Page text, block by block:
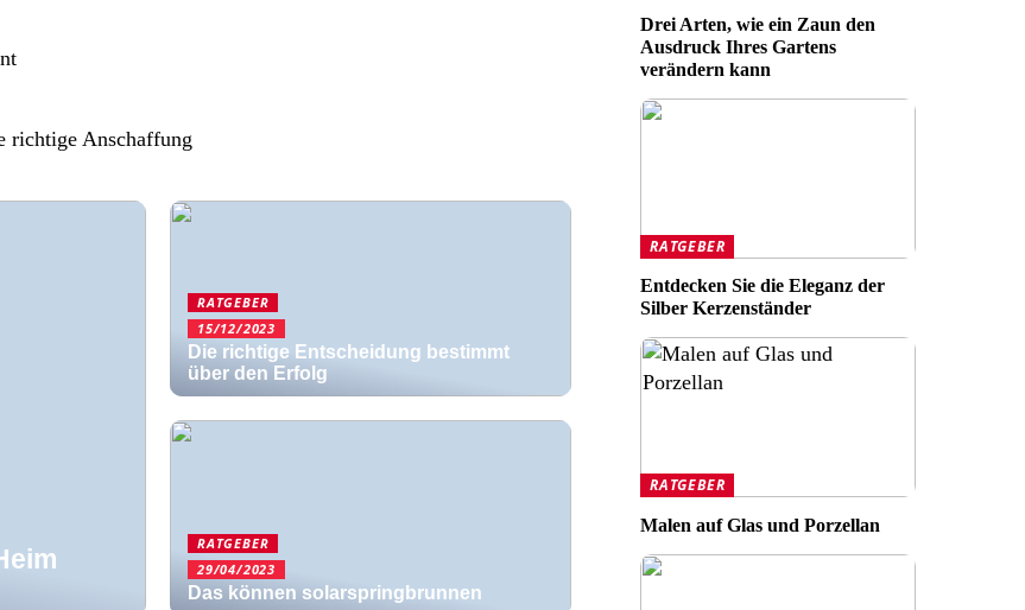
richtige Anschaffung
RATGEBER
15/12/2023
Die richtige Entscheidung bestimmt
über den Erfolg
RATGEBER
29/04/2023
Das können solarspringbrunnen
Drei Arten, wie ein Zaun den
Ausdruck Ihres Gartens
verändern kann
RATGEBER
Entdecken Sie die Eleganz der
Silber Kerzenständer
RATGEBER
Malen auf Glas und Porzellan